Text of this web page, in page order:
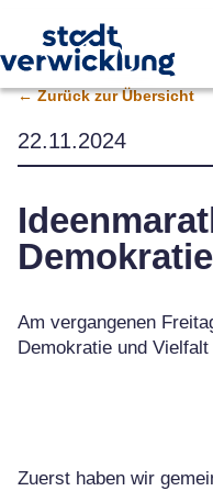
← Zurück zur Übersicht
22.11.2024
Am vergangenen
Demokratie und
Zuerst haben wir